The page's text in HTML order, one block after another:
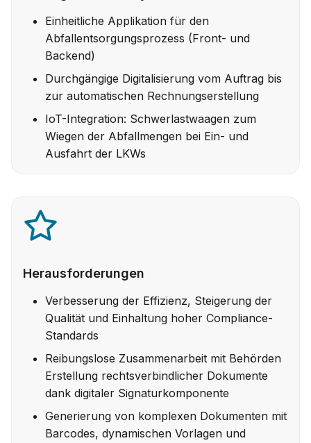
Einheitliche Applikation für den
Abfallentsorgungsprozess (Front- und
Backend)
Durchgängige Digitalisierung vom Auftrag bis
zur automatischen Rechnungserstellung
IoT-Integration: Schwerlastwaagen zum
Wiegen der Abfallmengen bei Ein- und
Ausfahrt der LKWs
Herausforderungen
Verbesserung der Effizienz, Steigerung der
Qualität und Einhaltung hoher Compliance-
Standards
Reibungslose Zusammenarbeit mit Behörden
Erstellung rechtsverbindlicher Dokumente
dank digitaler Signaturkomponente
Generierung von komplexen Dokumenten mit
Barcodes, dynamischen Vorlagen und